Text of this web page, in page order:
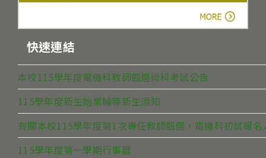
快速連結
本校115學年度電機科教師甄選術科考試公告
115學年度新生始業輔導新生須知
有關本校115學年度第1次專任教師甄選，電機科初試報
115學年度第一學期行事曆